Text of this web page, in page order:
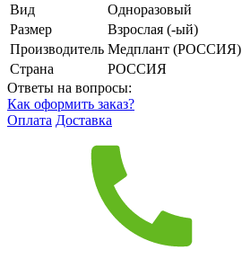
Вид
Одноразовый
Размер
Взрослая (-ый)
Производитель Медплант (РОССИЯ)
Страна
РОССИЯ
Ответы на вопросы:
Как оформить заказ?
Оплата Доставка